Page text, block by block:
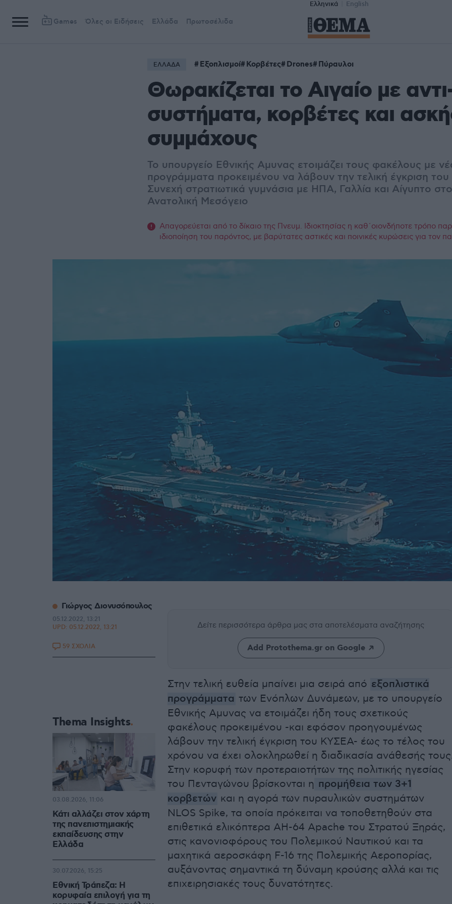
Ελληνικά English
Games Όλες οι Ειδήσεις Ελλάδα Πρωτοσέλιδα
ΕΛΛΑΔΑ Εξοπλισμοί Κορβέτες Drones Πύραυλοι
Θωρακίζεται το Αιγαίο με
συστήματα, κορβέτες και
συμμάχους
Το υπουργείο Εθνικής Αμυνας ετοιμάζει τους φακέλους με
προγράμματα προκειμένου να λάβουν την τελική έγκριση
Συνεχή στρατιωτικά γυμνάσια με ΗΠΑ, Γαλλία και Αίγυπτο
Ανατολική Μεσόγειο
Απαγορεύεται από το δίκαιο της Πνευμ. Ιδιοκτησίας η καθ΄οιονδήποτε τρόπο
ιδιοποίηση του παρόντος, με βαρύτατες αστικές και ποινικές κυρώσεις για τον
Δείτε περισσότερα άρθρα μας στα αποτελέσματα αναζήτησης
Add Protothema.gr on Google
Στην τελική ευθεία μπαίνει μια σειρά από εξοπλιστικά
προγράμματα των Ενόπλων Δυνάμεων, με το υπουργείο
Εθνικής Αμυνας να ετοιμάζει ήδη τους σχετικούς
φακέλους προκειμένου -και εφόσον προηγουμένως
λάβουν την τελική έγκριση του ΚΥΣΕΑ- έως το τέλος του
χρόνου να έχει ολοκληρωθεί η διαδικασία ανάθεσής
Στην κορυφή των προτεραιοτήτων της πολιτικής ηγεσίας
του Πενταγώνου βρίσκονται η προμήθεια των 3+1
κορβετών και η αγορά των πυραυλικών συστημάτων
NLOS Spike, τα οποία πρόκειται να τοποθετηθούν στα
επιθετικά ελικόπτερα AH-64 Apache του Στρατού Ξηράς,
στις κανονιοφόρους του Πολεμικού Ναυτικού και τα
μαχητικά αεροσκάφη F-16 της Πολεμικής Αεροπορίας,
αυξάνοντας σημαντικά τη δύναμη κρούσης αλλά και τις
επιχειρησιακές τους δυνατότητες.
Γιώργος Διονυσόπουλος
05.12.2022, 13:21
UPD: 05.12.2022, 13:21
59 ΣΧΟΛΙΑ
Thema Insights
Κάτι αλλάζει στον χάρτη
της πανεπιστημιακής
εκπαίδευσης στην
Ελλάδα
03.08.2026, 11:06
Εθνική Τράπεζα: Η
κορυφαία επιλογή για τη
30.07.2026, 15:25